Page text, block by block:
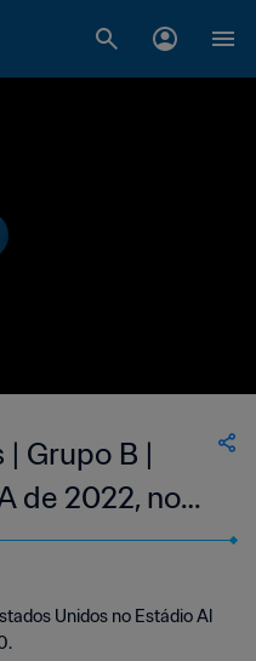
| Grupo B |
de 2022, no
Unidos no Estádio Al